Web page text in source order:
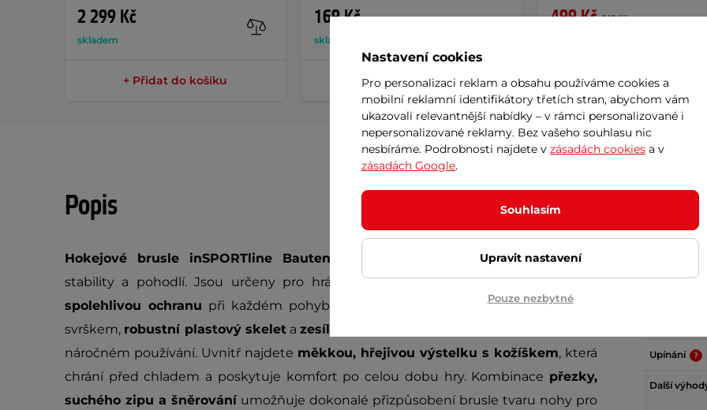
2 299 Kč
skladem
+ Přidat do košíku
169 Kč
skladem
+ Přidat do košíku
499 Kč 649 Kč
+ Přidat do košíku
Popis
Hokejové brusle inSPORTline Bauten představují ideální kombinaci výkonu,
stability a pohodlí. Jsou určeny pro hráče, kteří požadujíodolnost, přesnost a
spolehlivou ochranu při každém pohybu na ledě. Pevná konstrukce s prošitým
svrškem, robustní plastový skeletazesílená špička
náročném používání. Uvnitř najdete měkkou, hřejivou výstelku s kožíškem, která
chrání před chladem a poskytuje komfort po celou dobu hry. Kombinace přezky,
suchého zipu a šněrováníumožňuje dokonalé přizpůsobení brusle tvaru nohy pro
Maximální
Upínání
Další
Nastavení cookies
Pro personalizaci reklam a obsahu používáme cookies a
mobilní reklamní identifikátory třetích stran, abychom vám
ukazovali relevantnější nabídky – v rámci personalizované i
nepersonalizované reklamy. Bez vašeho souhlasu nic
nesbíráme. Podrobnosti najdete v zásadách cookies a v
zásadách Google.
Souhlasím
Upravit nastavení
Pouze nezbytné